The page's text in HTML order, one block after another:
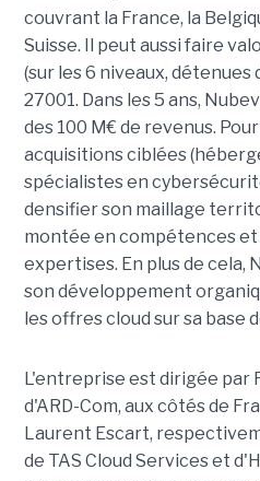
couvrant la France, la
Suisse. Il peut aussi faire
(sur les 6 niveaux, détenues
27001. Dans les 5 ans,
des 100 M€ de revenus.
acquisitions ciblées
spécialistes en
densifier son maillage
montée en compétences
expertises. En plus de cela,
son développement
les offres cloud sur sa base
L'entreprise est dirigée par
d'ARD-Com, aux côtés de
Laurent Escart,
de TAS Cloud Services et